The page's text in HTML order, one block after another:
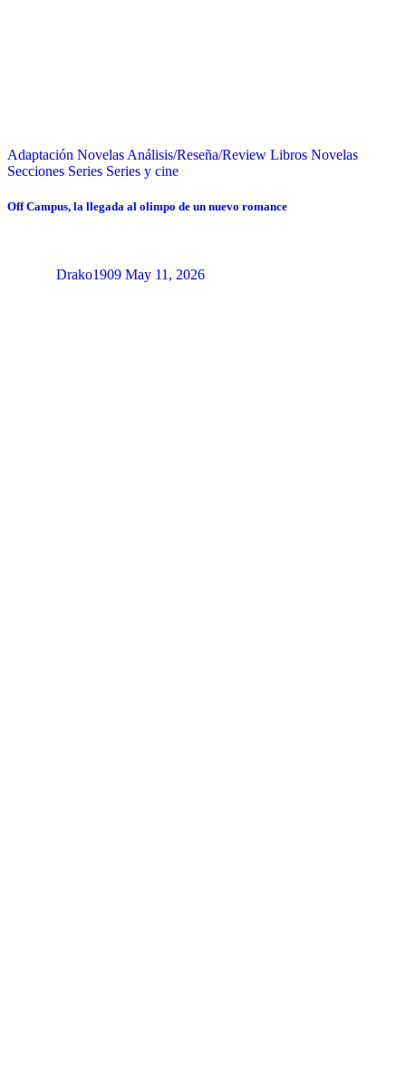
Adaptación Novelas Análisis/Reseña/Review Libros Novelas
Secciones Series Series y cine
Off Campus, la llegada al olimpo de un nuevo romance
Drako1909 May 11, 2026